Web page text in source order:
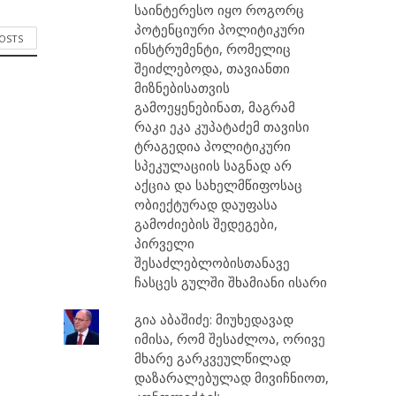
საინტერესო იყო როგორც
პოტენციური პოლიტიკური
ინსტრუმენტი, რომელიც
შეიძლებოდა, თავიანთი
მიზნებისათვის
გამოეყენებინათ, მაგრამ
რაკი ეკა კუპატაძემ თავისი
ტრაგედია პოლიტიკური
სპეკულაციის საგნად არ
აქცია და სახელმწიფოსაც
ობიექტურად დაუფასა
გამოძიების შედეგები,
პირველი
შესაძლებლობისთანავე
ჩასცეს გულში შხამიანი ისარი
გია აბაშიძე: მიუხედავად
იმისა, რომ შესაძლოა, ორივე
მხარე გარკვეულწილად
დაზარალებულად მივიჩნიოთ,